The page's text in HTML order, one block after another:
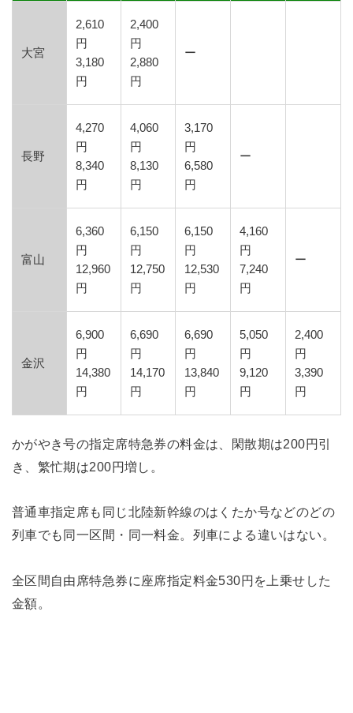
大宮
2,610
円
3,180
円
2,400
円
2,880
円
ー
長野
4,270
円
8,340
円
4,060
円
8,130
円
3,170
円
6,580
円
ー
富山
6,360
円
12,960
円
6,150
円
12,750
円
6,150
円
12,530
円
4,160
円
7,240
円
ー
金沢
6,900
円
14,380
円
6,690
円
14,170
円
6,690
円
13,840
円
5,050
円
9,120
円
2,400
円
3,390
円
かがやき号の指定席特急券の料金は、閑散期は200円引
き、繁忙期は200円増し。
普通車指定席も同じ北陸新幹線のはくたか号などのどの
列車でも同一区間・同一料金。列車による違いはない。
全区間自由席特急券に座席指定料金530円を上乗せした
金額。